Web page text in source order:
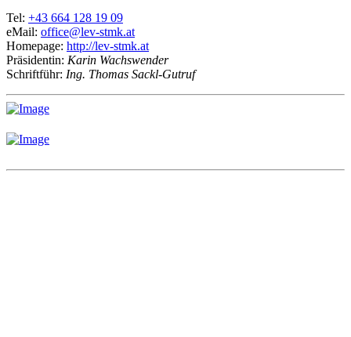
Tel: +43 664 128 19 09
eMail: office@lev-stmk.at
Homepage: http://lev-stmk.at
Präsidentin: Karin Wachswender
Schriftführ: Ing. Thomas Sackl-Gutruf